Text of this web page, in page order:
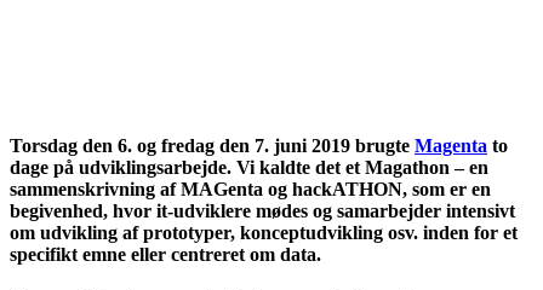
Torsdag den 6. og fredag den 7. juni 2019 brugte Magenta to
dage på udviklingsarbejde. Vi kaldte det et Magathon – en
sammenskrivning af MAGenta og hackATHON, som er en
begivenhed, hvor it-udviklere mødes og samarbejder intensivt
om udvikling af prototyper, konceptudvikling osv. inden for et
specifikt emne eller centreret om data.